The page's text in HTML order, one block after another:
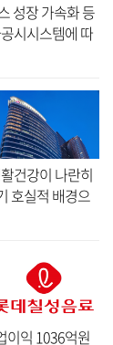
성장 가속화 등
시시스템에 따
억원을 기록
건강이 나란히
호실적 배경으
던 LG생활건
이익 1036억원